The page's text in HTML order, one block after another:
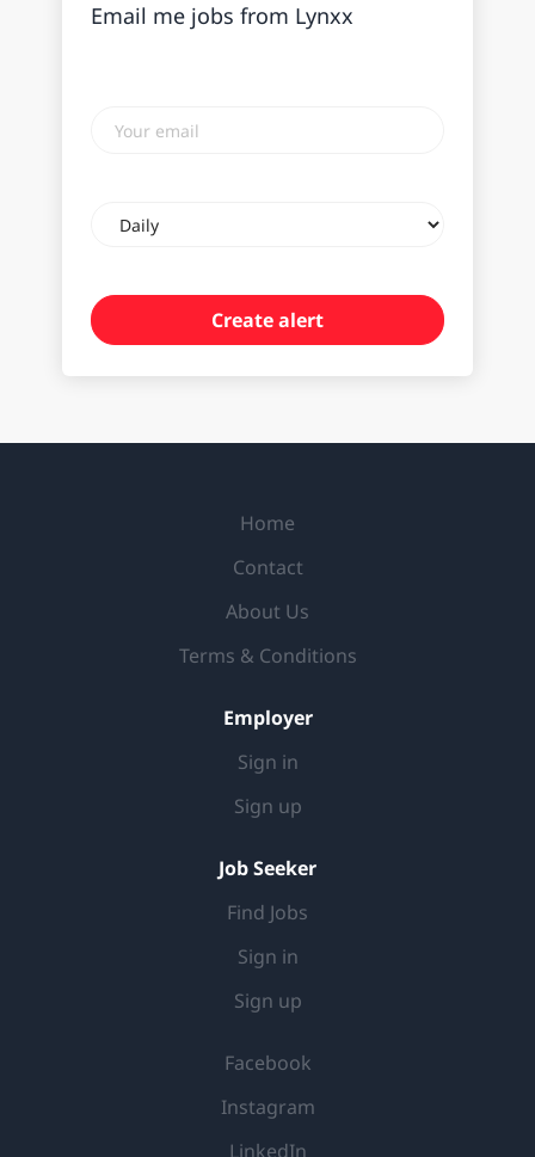
Email me jobs from Lynxx
email
frequency
Home
Contact
About Us
Terms & Conditions
Employer
Sign in
Sign up
Job Seeker
Find Jobs
Sign in
Sign up
Facebook
Instagram
LinkedIn